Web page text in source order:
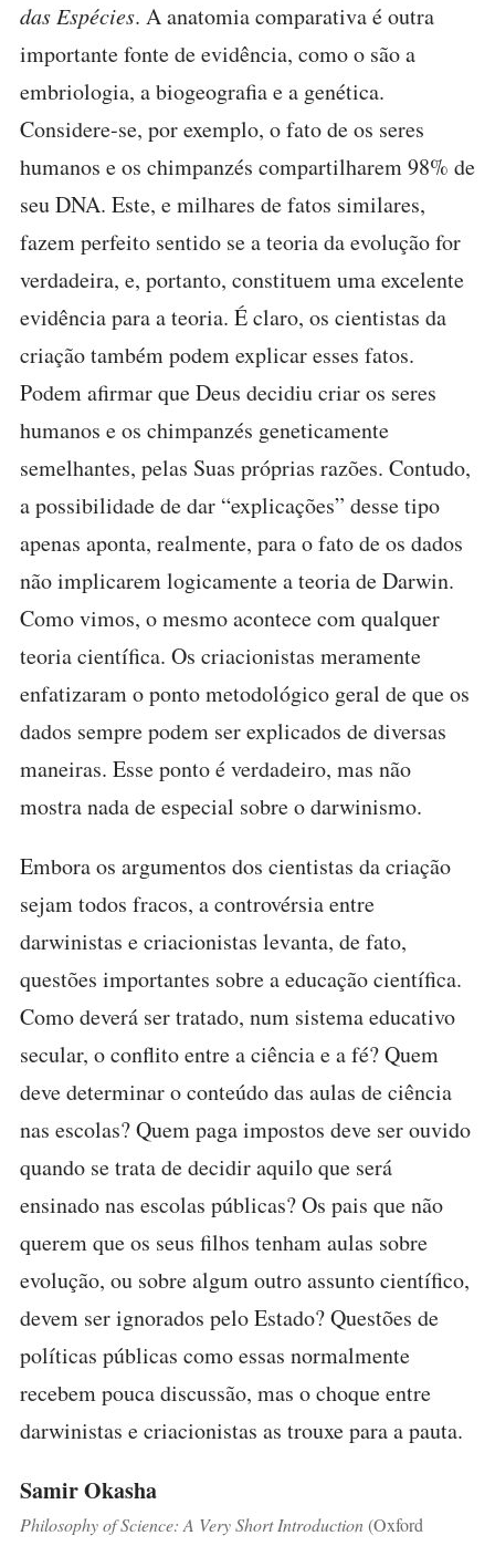
das Espécies. A anatomia comparativa é outra
importante fonte de evidência, como o são a
embriologia, a biogeografia e a genética.
Considere-se, por exemplo, o fato de os seres
humanos e os chimpanzés compartilharem 98% de
seu DNA. Este, e milhares de fatos similares,
fazem perfeito sentido se a teoria da evolução for
verdadeira, e, portanto, constituem uma excelente
evidência para a teoria. É claro, os cientistas da
criação também podem explicar esses fatos.
Podem afirmar que Deus decidiu criar os seres
humanos e os chimpanzés geneticamente
semelhantes, pelas Suas próprias razões. Contudo,
a possibilidade de dar “explicações” desse tipo
apenas aponta, realmente, para o fato de os dados
não implicarem logicamente a teoria de Darwin.
Como vimos, o mesmo acontece com qualquer
teoria científica. Os criacionistas meramente
enfatizaram o ponto metodológico geral de que os
dados sempre podem ser explicados de diversas
maneiras. Esse ponto é verdadeiro, mas não
mostra nada de especial sobre o darwinismo.
Embora os argumentos dos cientistas da criação
sejam todos fracos, a controvérsia entre
darwinistas e criacionistas levanta, de fato,
questões importantes sobre a educação científica.
Como deverá ser tratado, num sistema educativo
secular, o conflito entre a ciência e a fé? Quem
deve determinar o conteúdo das aulas de ciência
nas escolas? Quem paga impostos deve ser ouvido
quando se trata de decidir aquilo que será
ensinado nas escolas públicas? Os pais que não
querem que os seus filhos tenham aulas sobre
evolução, ou sobre algum outro assunto científico,
devem ser ignorados pelo Estado? Questões de
políticas públicas como essas normalmente
recebem pouca discussão, mas o choque entre
darwinistas e criacionistas as trouxe para a pauta.
Samir Okasha
Philosophy of Science: A Very Short Introduction(Oxford